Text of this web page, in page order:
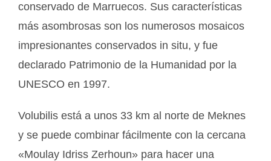
conservado de Marruecos. Sus características
más asombrosas son los numerosos mosaicos
impresionantes conservados in situ, y fue
declarado Patrimonio de la Humanidad por la
UNESCO en 1997.
Volubilis está a unos 33 km al norte de Meknes
y se puede combinar fácilmente con la cercana
«Moulay Idriss Zerhoun» para hacer una